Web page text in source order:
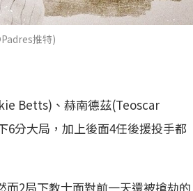
推特)
Betts)、赫南德茲(Teoscar
分大局，加上後面4任後援投手都
2局下教士面對前一天還被搶劫的